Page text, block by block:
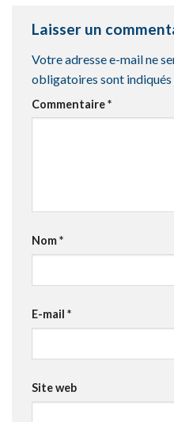
Laisser un
Votre adresse e-mail ne
obligatoires sont indiqués
Commentaire*
Nom*
E-mail *
Site web